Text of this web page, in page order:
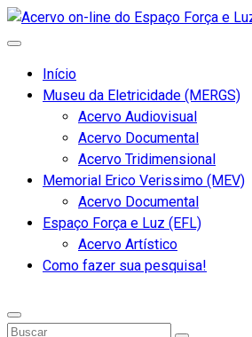
Início
Museu da Eletricidade (MERGS)
Acervo Audiovisual
Acervo Documental
Acervo Tridimensional
Memorial Erico Verissimo (MEV)
Acervo Documental
Espaço Força e Luz (EFL)
Acervo Artístico
Como fazer sua pesquisa!